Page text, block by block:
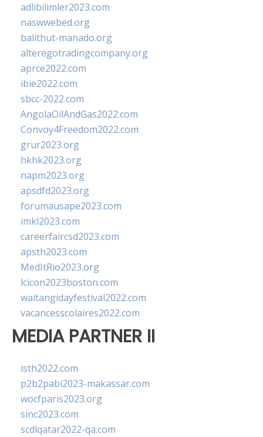
adlibilimler2023.com
naswwebed.org
balithut-manado.org
alteregotradingcompany.org
aprce2022.com
ibie2022.com
sbcc-2022.com
AngolaOilAndGas2022.com
Convoy4Freedom2022.com
grur2023.org
hkhk2023.org
napm2023.org
apsdfd2023.org
forumausape2023.com
imkl2023.com
careerfaircsd2023.com
apsth2023.com
MedItRio2023.org
lcicon2023boston.com
waitangidayfestival2022.com
vacancesscolaires2022.com
MEDIA PARTNER II
isth2022.com
p2b2pabi2023-makassar.com
wocfparis2023.org
sinc2023.com
scdlqatar2022-qa.com